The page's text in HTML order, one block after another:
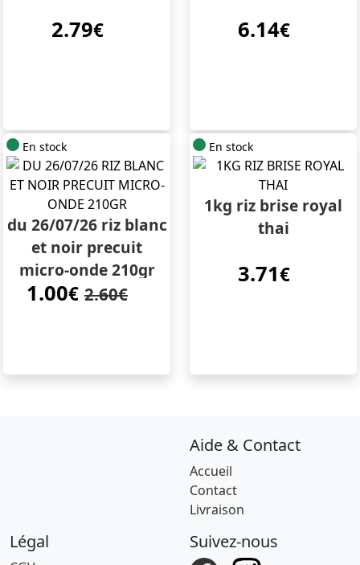
2.79€ 6.14€
En stock
du 26/07/26 riz blanc
et noir precuit
micro-onde 210gr
1.00€ 2.60€
En stock
1kg riz brise royal
thai
3.71€
Aide & Contact
Accueil
Contact
Livraison
Légal Suivez-nous